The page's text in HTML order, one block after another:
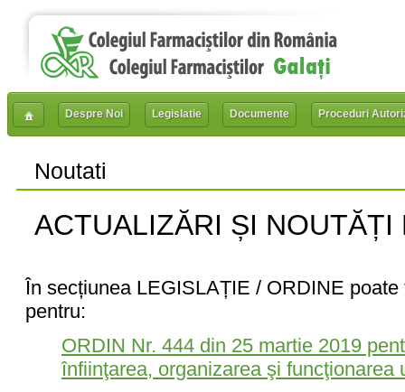
Despre Noi Legislatie Documente Proceduri
Noutati
ACTUALIZĂRI ȘI NOUTĂȚI
În secțiunea LEGISLAȚIE / ORDINE
pentru:
ORDIN Nr. 444 din 25 martie 2019
înfiinţarea, organizarea şi funcţionarea